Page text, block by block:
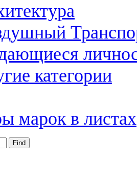
категории
марок в листах